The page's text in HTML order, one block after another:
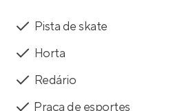
Pista de skate
Horta
Redário
´Praça de esportes